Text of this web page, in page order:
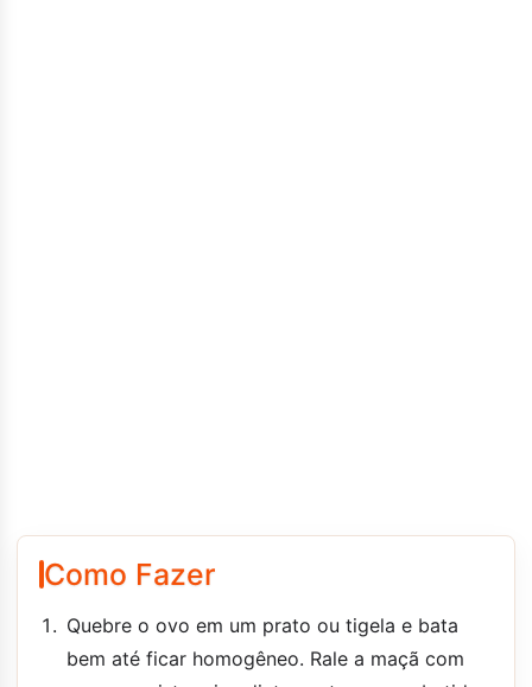
Como Fazer
Quebre o ovo em um prato ou tigela e bata
bem até ficar homogêneo. Rale a maçã com